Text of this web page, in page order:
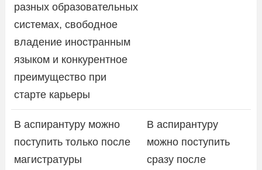
разных образовательных
системах, свободное
владение иностранным
языком и конкурентное
преимущество при
старте карьеры
В аспирантуру можно
поступить только после
магистратуры
В аспирантуру
можно поступить
сразу после